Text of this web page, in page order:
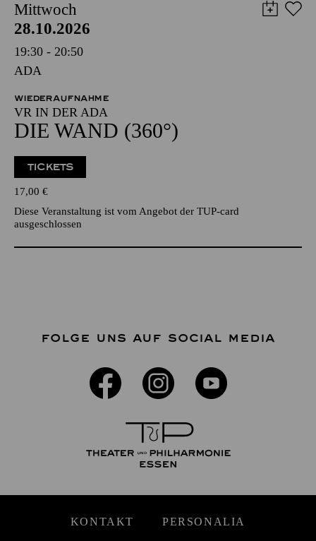
Mittwoch
28.10.2026
19:30 - 20:50
ADA
WIEDERAUFNAHME
VR IN DER ADA
DIE WAND (360°)
TICKETS
17,00 €
Diese Veranstaltung ist vom Angebot der TUP-card
ausgeschlossen
FOLGE UNS AUF SOCIAL MEDIA
KONTAKT PERSONALIA